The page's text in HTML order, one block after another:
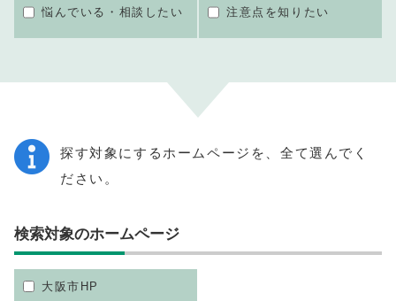
悩んでいる・相談したい 注意点を知りたい
探す対象にするホームページを、全て選んでく
ださい。
検索対象のホームページ
大阪市HP